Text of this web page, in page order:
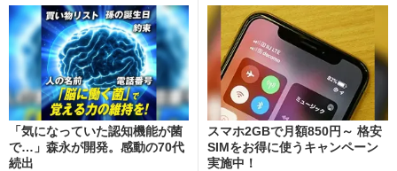
「気になっていた認知機能が菌
で…」森永が開発。感動の70代
続出
スマホ2GBで月額850円～ 格安
SIMをお得に使うキャンペーン
実施中！